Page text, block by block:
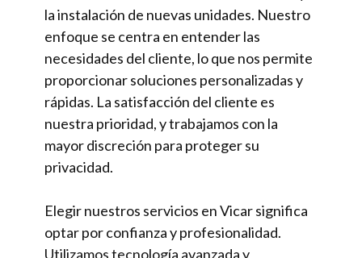
la instalación de nuevas unidades. Nuestro
enfoque se centra en entender las
necesidades del cliente, lo que nos permite
proporcionar soluciones personalizadas y
rápidas. La satisfacción del cliente es
nuestra prioridad, y trabajamos con la
mayor discreción para proteger su
privacidad.
Elegir nuestros servicios en Vicar significa
optar por confianza y profesionalidad.
Utilizamos tecnología avanzada y